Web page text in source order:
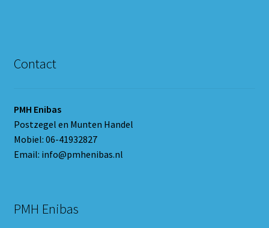
Contact
PMH Enibas
Postzegel en Munten Handel
Mobiel: 06-41932827
Email: info@pmhenibas.nl
PMH Enibas